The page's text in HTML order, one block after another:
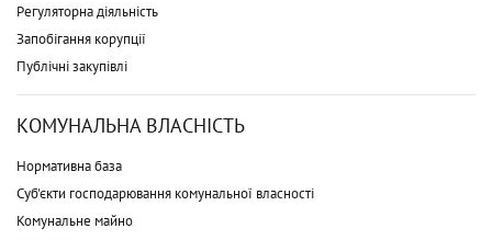
Регуляторна діяльність
Запобігання корупції
Публічні закупівлі
КОМУНАЛЬНА ВЛАСНІСТЬ
Нормативна база
Суб'єкти господарювання комунальної власності
Комунальне майно